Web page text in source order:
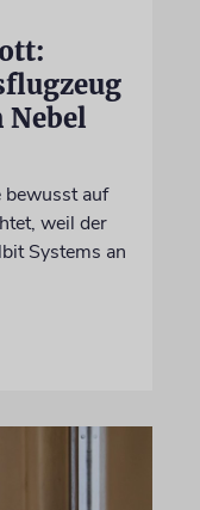
bewusst auf
weil der
Systems an